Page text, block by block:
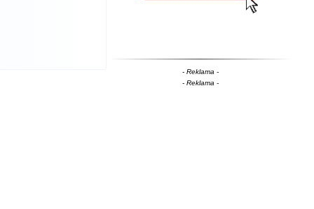
- Reklama -
- Reklama -